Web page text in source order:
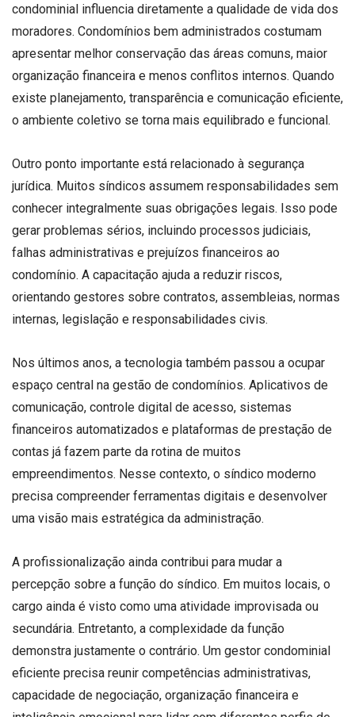
condominial influencia diretamente a qualidade de vida dos
moradores. Condomínios bem administrados costumam
apresentar melhor conservação das áreas comuns, maior
organização financeira e menos conflitos internos. Quando
existe planejamento, transparência e comunicação eficiente,
o ambiente coletivo se torna mais equilibrado e funcional.
Outro ponto importante está relacionado à segurança
jurídica. Muitos síndicos assumem responsabilidades sem
conhecer integralmente suas obrigações legais. Isso pode
gerar problemas sérios, incluindo processos judiciais,
falhas administrativas e prejuízos financeiros ao
condomínio. A capacitação ajuda a reduzir riscos,
orientando gestores sobre contratos, assembleias, normas
internas, legislação e responsabilidades civis.
Nos últimos anos, a tecnologia também passou a ocupar
espaço central na gestão de condomínios. Aplicativos de
comunicação, controle digital de acesso, sistemas
financeiros automatizados e plataformas de prestação de
contas já fazem parte da rotina de muitos
empreendimentos. Nesse contexto, o síndico moderno
precisa compreender ferramentas digitais e desenvolver
uma visão mais estratégica da administração.
A profissionalização ainda contribui para mudar a
percepção sobre a função do síndico. Em muitos locais, o
cargo ainda é visto como uma atividade improvisada ou
secundária. Entretanto, a complexidade da função
demonstra justamente o contrário. Um gestor condominial
eficiente precisa reunir competências administrativas,
capacidade de negociação, organização financeira e